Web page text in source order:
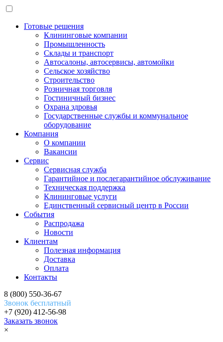
Готовые решения
Клининговые компании
Промышленность
Склады и транспорт
Автосалоны, автосервисы, автомойки
Сельское хозяйство
Строительство
Розничная торговля
Гостиничный бизнес
Охрана здровья
Государственные службы и коммунальное
оборудование
Компания
О компании
Вакансии
Сервис
Сервисная служба
Гарантийное и послегарантийное обслуживание
Техническая поддержка
Клининговые услуги
Единственный сервисный центр в России
События
Распродажа
Новости
Клиентам
Полезная информация
Доставка
Оплата
Контакты
8 (800) 550-36-67
Звонок бесплатный
+7 (920) 412-56-98
Заказать звонок
×